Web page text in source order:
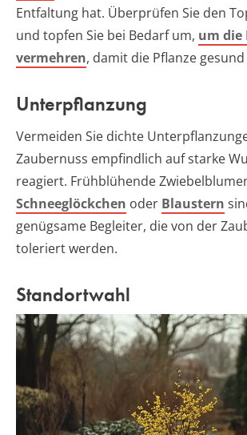
Entfaltung hat. Überprüfen Sie den
und topfen Sie bei Bedarf um, um die
vermehren, damit die Pflanze
Unterpflanzung
Vermeiden Sie dichte
Zaubernuss empfindlich auf starke
reagiert. Frühblühende
Schneeglöckchen oder Blaustern
genügsame Begleiter, die von der
toleriert werden.
Standortwahl